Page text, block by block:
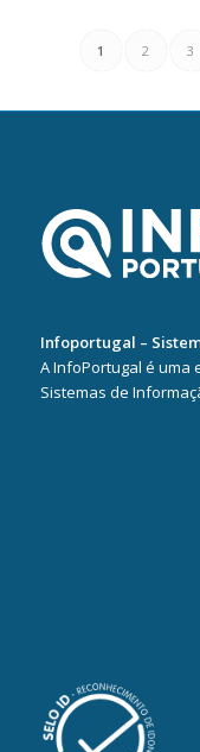
1 2 3
Infoportugal –
A InfoPortugal é uma
Sistemas de